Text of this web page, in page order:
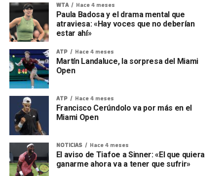
WTA Hace 4 meses
Paula Badosa y el drama mental que
atraviesa: «Hay voces que no deberían
estar ahí»
ATP Hace 4 meses
Martín Landaluce, la sorpresa del Miami
Open
ATP Hace 4 meses
Francisco Cerúndolo va por más en el
Miami Open
NOTICIAS Hace 4 meses
El aviso de Tiafoe a Sinner: «El que quiera
ganarme ahora va a tener que sufrir»